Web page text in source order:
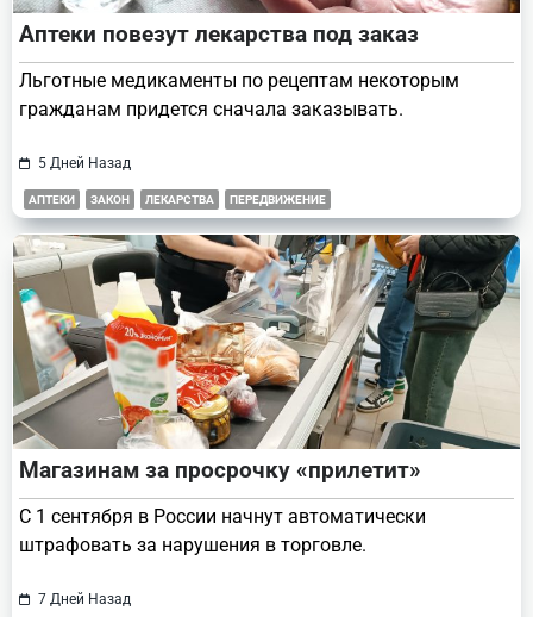
Аптеки повезут лекарства под заказ
Льготные медикаменты по рецептам некоторым
гражданам придется сначала заказывать.
5 Дней Назад
АПТЕКИ ЗАКОН ЛЕКАРСТВА ПЕРЕДВИЖЕНИЕ
Магазинам за просрочку «прилетит»
С 1 сентября в России начнут автоматически
штрафовать за нарушения в торговле.
7 Дней Назад